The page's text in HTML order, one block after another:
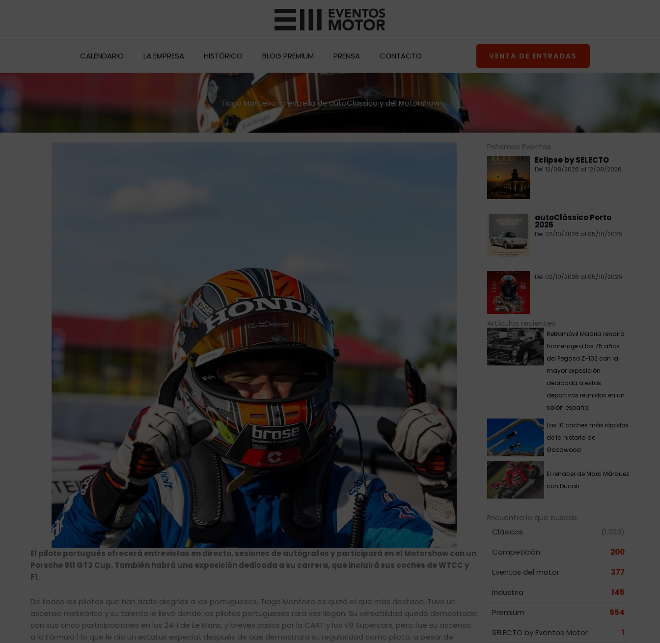
CALENDARIO LA EMPRESA HISTÓRICO BLOG PREMIUM PRENSA CONTACTO VENTA DE ENTRADAS
Tiago Monteiro, la estrella de autoClássico y del Motorshow
El piloto portugués ofrecerá entrevistas en directo, sesiones de autógrafos y participará en el Motorshow con un
Porsche 911 GT3 Cup. También habrá una exposición dedicada a su carrera, que incluirá sus coches de WTCC y
F1.
De todos los pilotos que han dado alegrías a los portugueses, Tiago Monteiro es quizá el que más destaca. Tuvo un
ascenso meteórico y su talento le llevó donde los pilotos portugueses rara vez llegan. Su versatilidad quedó demostrada
con sus cinco participaciones en las 24H de Le Mans, y breves pasos por la CART y los V8 Supercars, pero fue su ascenso
a la Fórmula 1 lo que le dio un estatus especial, después de que demostrara su regularidad como piloto, a pesar de
Próximos Eventos
Eclipse by SELECTO
Del 12/08/2026 al 12/08/2026
autoClássico Porto
2026
Del 02/10/2026 al 05/10/2026
Del 02/10/2026 al 05/10/2026
Artículos recientes
Retromóvil Madrid rendirá
homenaje a los 75 años
del Pegaso Z-102 con la
mayor exposición
dedicada a estos
deportivos reunidos en un
salón español
Los 10 coches más rápidos
de la historia de
Goodwood
El renacer de Marc Márquez
con Ducati
Encuentra lo que buscas
Clásicos
(1.023)
Competición
200
Eventos del motor
377
Industria
145
Premium
554
SELECTO by Eventos Motor
1